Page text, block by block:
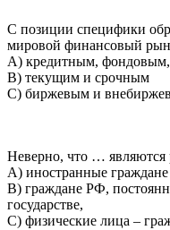
С позиции специфики
мировой финансовый
A) кредитным,
B) текущим и срочным
C) биржевым и
Неверно, что … являются
A) иностранные
B) граждане РФ,
государстве,
C) физические лица –